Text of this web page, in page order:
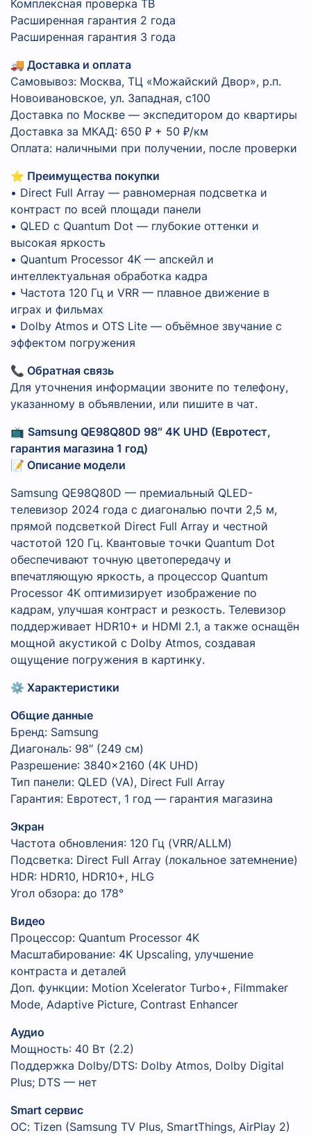
Комплексная проверка ТВ
Расширенная гарантия 2 года
Расширенная гарантия 3 года
🚚 Доставка и оплата
Самовывоз: Москва, ТЦ «Можайский Двор», р.п.
Новоивановское, ул. Западная, с100
Доставка по Москве — экспедитором до квартиры
Доставка за МКАД: 650 ₽ + 50 ₽/км
Оплата: наличными при получении, после проверки
⭐ Преимущества покупки
• Direct Full Array — равномерная подсветка и
контраст по всей площади панели
• QLED с Quantum Dot — глубокие оттенки и
высокая яркость
• Quantum Processor 4K — апскейл и
интеллектуальная обработка кадра
• Частота 120 Гц и VRR — плавное движение в
играх и фильмах
• Dolby Atmos и OTS Lite — объёмное звучание с
эффектом погружения
📞 Обратная связь
Для уточнения информации звоните по телефону,
указанному в объявлении, или пишите в чат.
📺 Samsung QE98Q80D 98″ 4K UHD (Евротест,
гарантия магазина 1 год)
📝 Описание модели
Samsung QE98Q80D — премиальный QLED-
телевизор 2024 года с диагональю почти 2,5 м,
прямой подсветкой Direct Full Array и честной
частотой 120 Гц. Квантовые точки Quantum Dot
обеспечивают точную цветопередачу и
впечатляющую яркость, а процессор Quantum
Processor 4K оптимизирует изображение по
кадрам, улучшая контраст и резкость. Телевизор
поддерживает HDR10+ и HDMI 2.1, а также оснащён
мощной акустикой с Dolby Atmos, создавая
ощущение погружения в картинку.
⚙️ Характеристики
Общие данные
Бренд: Samsung
Диагональ: 98″ (249 см)
Разрешение: 3840×2160 (4K UHD)
Тип панели: QLED (VA), Direct Full Array
Гарантия: Евротест, 1 год — гарантия магазина
Экран
Частота обновления: 120 Гц (VRR/ALLM)
Подсветка: Direct Full Array (локальное затемнение)
HDR: HDR10, HDR10+, HLG
Угол обзора: до 178°
Видео
Процессор: Quantum Processor 4K
Масштабирование: 4K Upscaling, улучшение
контраста и деталей
Доп. функции: Motion Xcelerator Turbo+, Filmmaker
Mode, Adaptive Picture, Contrast Enhancer
Аудио
Мощность: 40 Вт (2.2)
Поддержка Dolby/DTS: Dolby Atmos, Dolby Digital
Plus; DTS — нет
Smart сервис
ОС: Tizen (Samsung TV Plus, SmartThings, AirPlay 2)